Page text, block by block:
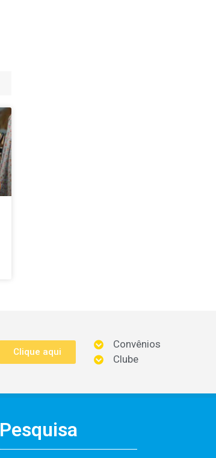
Clique aqui
Convênios
Clube
Pesquisa